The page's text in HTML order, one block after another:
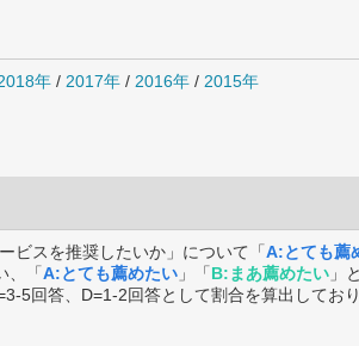
年 / 2017年 / 2016年 / 2015年
ビスを推奨したいか」について「A:とても薦
、「A:とても薦めたい 」「B:まあ薦めたい 」
5回答、D=1-2回答として割合を算出しており